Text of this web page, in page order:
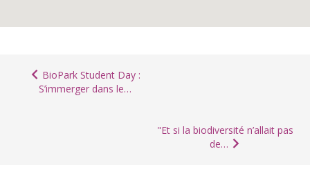
BioPark Student Day :
S’immerger dans le…
"Et si la biodiversité n’allait pas
de…